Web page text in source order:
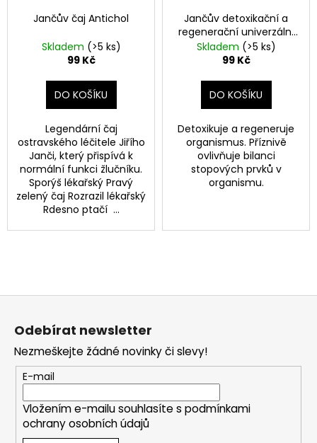
Jančův čaj Antichol
Skladem (>5 ks)
99 Kč
DO KOŠÍKU
Legendární čaj
ostravského léčitele Jiřího
Janči, který přispívá k
normální funkci žlučníku.
Sporýš lékařský Pravý
zelený čaj Rozrazil lékařský
Rdesno ptačí ...
Jančův detoxikační a
regenerační univerzální
čaj
Skladem (>5 ks)
99 Kč
DO KOŠÍKU
Detoxikuje a regeneruje
organismus. Příznivě
ovlivňuje bilanci
stopových prvků v
organismu.
Odebírat newsletter
Nezmeškejte žádné novinky či slevy!
E-mail
Vložením e-mailu souhlasíte s podmínkami
ochrany osobních údajů